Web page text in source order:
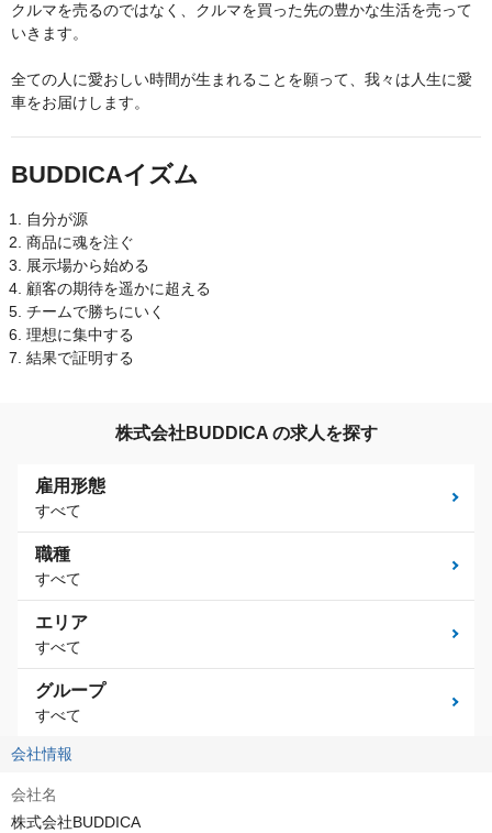
クルマを売るのではなく、クルマを買った先の豊かな生活を売って
いきます。
全ての人に愛おしい時間が生まれることを願って、我々は人生に愛
車をお届けします。
BUDDICAイズム
自分が源
商品に魂を注ぐ
展示場から始める
顧客の期待を遥かに超える
チームで勝ちにいく
理想に集中する
結果で証明する
株式会社BUDDICA の求人を探す
雇用形態
すべて
職種
すべて
エリア
すべて
グループ
すべて
会社情報
会社名
株式会社BUDDICA